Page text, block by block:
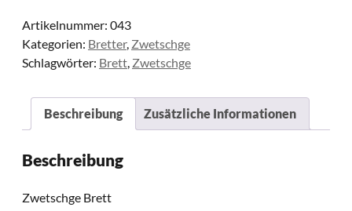
Artikelnummer: 043
Kategorien: Bretter, Zwetschge
Schlagwörter: Brett Zwetschge
Beschreibung Zusätzliche Informationen
Beschreibung
Zwetschge Brett